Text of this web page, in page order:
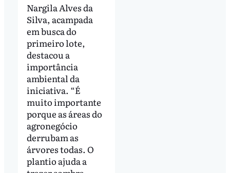
Nargila Alves da
Silva, acampada
em busca do
primeiro lote,
destacou a
importância
ambiental da
iniciativa. “É
muito importante
porque as áreas do
agronegócio
derrubam as
árvores todas. O
plantio ajuda a